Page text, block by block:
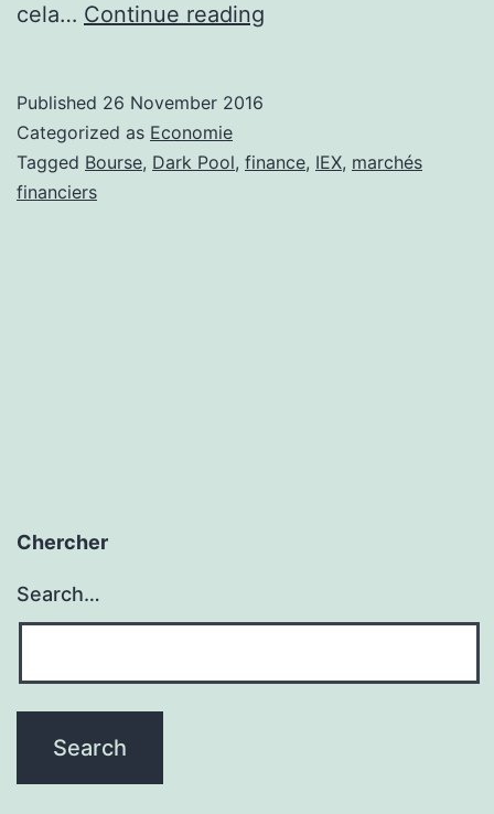
cela… Continue reading
qu’est-
Published 26 November 2016
Categorized as Economie
Tagged Bourse, Dark Pool, finance, IEX, marchés
financiers
Chercher
Search…